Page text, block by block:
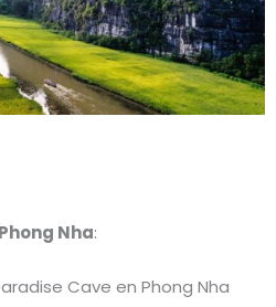
Nha:
Cave en Phong Nha